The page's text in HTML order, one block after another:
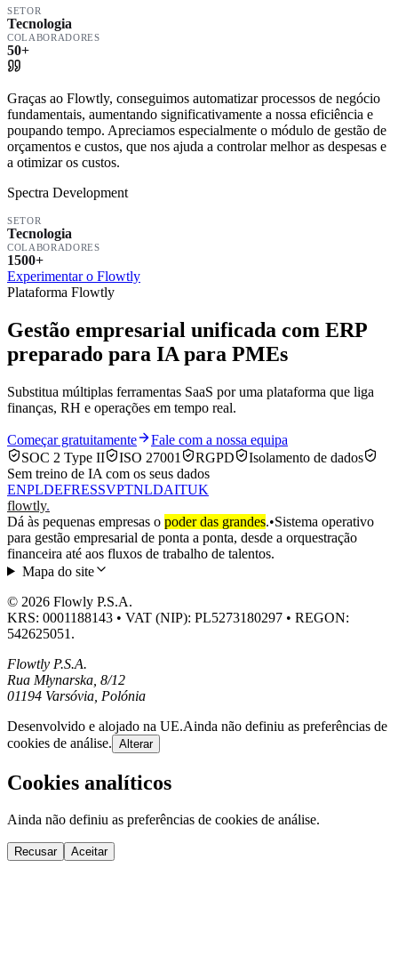
SETOR
Tecnologia
COLABORADORES
50+
Graças ao Flowtly, conseguimos automatizar processos de negócio
fundamentais, aumentando significativamente a nossa eficiência e
poupando tempo. Apreciamos especialmente o módulo de gestão de
orçamentos e custos, que nos ajuda a controlar melhor as despesas e
a otimizar os custos.
Spectra Development
SETOR
Tecnologia
COLABORADORES
1500+
Experimentar o Flowtly
Plataforma Flowtly
Gestão empresarial unificada com ERP
preparado para IA para PMEs
Substitua múltiplas ferramentas SaaS por uma plataforma que liga
finanças, RH e operações em tempo real.
Começar gratuitamente
Fale com a nossa equipa
SOC 2 Type II
ISO 27001 RGPD
Isolamento de dados
Sem treino de IA com os seus dados
ENPLDEFRESSVPTNLDAITUK
flowtly.
Dá às pequenas empresas o poder das grandes.•Sistema operativo
para gestão empresarial de ponta a ponta, desde a orquestração
financeira até aos fluxos de trabalho de talentos.
Mapa do site
© 2026 Flowly P.S.A.
KRS: 0001188143 • VAT (NIP): PL5273180297 • REGON:
542625051.
Flowtly P.S.A.
Rua Młynarska, 8/12
01194 Varsóvia, Polónia
Desenvolvido e alojado na UE.Ainda não definiu as preferências de
cookies de análise. Alterar
Cookies analíticos
Ainda não definiu as preferências de cookies de análise.
Recusar Aceitar